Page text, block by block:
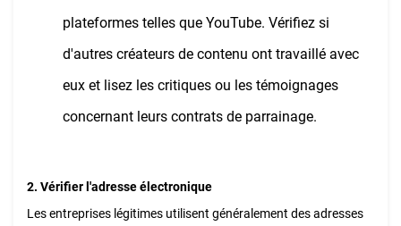
plateformes telles que YouTube. Vérifiez si
d'autres créateurs de contenu ont travaillé avec
eux et lisez les critiques ou les témoignages
concernant leurs contrats de parrainage.
2. Vérifier l'adresse électronique
Les entreprises légitimes utilisent généralement des adresses